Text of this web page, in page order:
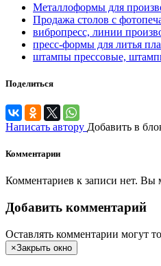
Металлоформы для
Продажа столов с
вибропресс, линии
пресс-формы для литья
штампы прессовые,
Поделиться
Написать автору Добавить в
Комментарии
Комментариев к записи нет. Вы
Добавить комментарий
Оставлять комментарии могут
×Закрыть окно